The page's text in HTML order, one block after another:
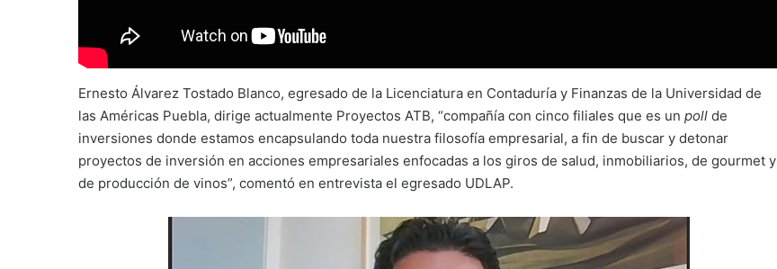
Ernesto Álvarez Tostado Blanco, egresado de la Licenciatura en Contaduría y Finanzas de la Universidad de
las Américas Puebla, dirige actualmente Proyectos ATB, “compañía con cinco filiales que es un poll de
inversiones donde estamos encapsulando toda nuestra filosofía empresarial, a fin de buscar y detonar
proyectos de inversión en acciones empresariales enfocadas a los giros de salud, inmobiliarios, de gourmet y
de producción de vinos”, comentó en entrevista el egresado UDLAP.